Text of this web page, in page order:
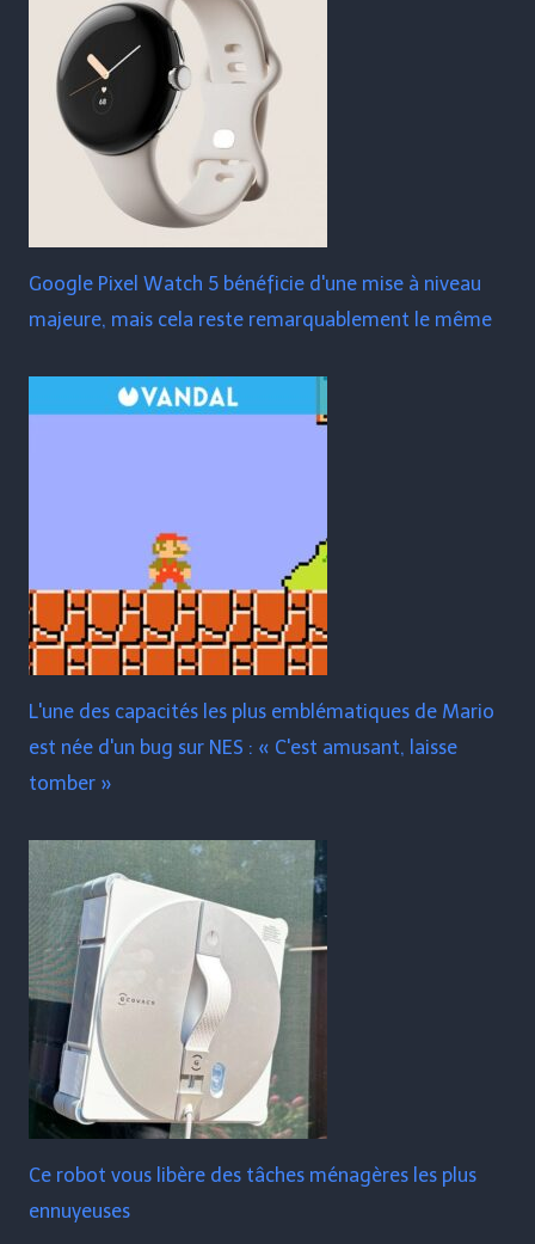
Google Pixel Watch 5 bénéficie d'une mise à niveau
majeure, mais cela reste remarquablement le même
L'une des capacités les plus emblématiques de Mario
est née d'un bug sur NES : « C'est amusant, laisse
tomber »
Ce robot vous libère des tâches ménagères les plus
ennuyeuses